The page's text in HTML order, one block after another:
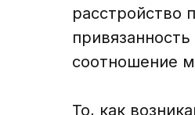
расстройство
соотношение
То, как